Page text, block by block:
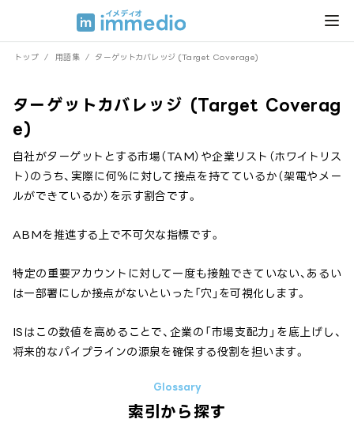
トップ / 用語集 / ターゲットカバレッジ (Target Coverage)
ターゲットカバレッジ (Target Coverag
e)
自社がターゲットとする市場（TAM）や企業リスト（ホワイトリス
ト）のうち、実際に何％に対して接点を持てているか（架電やメー
ルができているか）を示す割合です。
ABMを推進する上で不可欠な指標です。
特定の重要アカウントに対して一度も接触できていない、あるい
は一部署にしか接点がないといった「穴」を可視化します。
ISはこの数値を高めることで、企業の「市場支配力」を底上げし、
将来的なパイプラインの源泉を確保する役割を担います。
索引から探す